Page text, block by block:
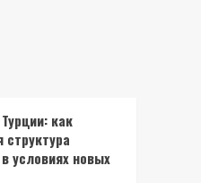
как
структура
условиях новых